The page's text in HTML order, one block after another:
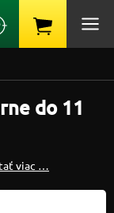
do 11
viac …